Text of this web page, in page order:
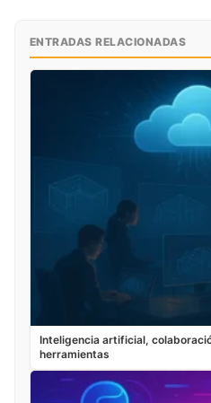
ENTRADAS RELACIONADAS
Inteligencia artificial,
herramientas